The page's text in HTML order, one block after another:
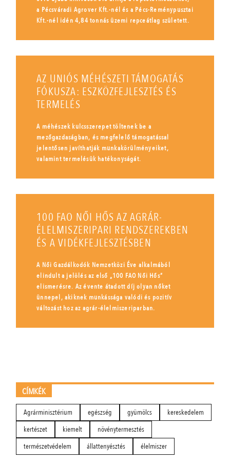
a Pécsváradi Agrover Kft.-nél és a Pécs-Reménypusztai
Kft.-nél idén 4,84 tonnás üzemi repceátlag született.
AZ UNIÓS MÉHÉSZETI TÁMOGATÁS
FÓKUSZA: ESZKÖZFEJLESZTÉS ÉS
TERMELÉS
A méhészek kulcsszerepet töltenek be a
mezőgazdaságban, és megfelelő támogatással
jelentősen javíthatják munkakörülményeiket,
valamint termelésük hatékonyságát.
100 FAO NŐI HŐS AZ AGRÁR-
ÉLELMISZERIPARI RENDSZEREKBEN
ÉS A VIDÉKFEJLESZTÉSBEN
A Női Gazdálkodók Nemzetközi Éve alkalmából
elindult a jelölés az első „100 FAO Női Hős”
elismerésre. Az évente átadott díj olyan nőket
ünnepel, akiknek munkássága valódi és pozitív
változást hoz az agrár-élelmiszeriparban.
CÍMKÉK
Agrárminisztérium egészség gyümölcs
kereskedelem
kertészet
kiemelt
növénytermesztés
természetvédelem
állattenyésztés élelmiszer